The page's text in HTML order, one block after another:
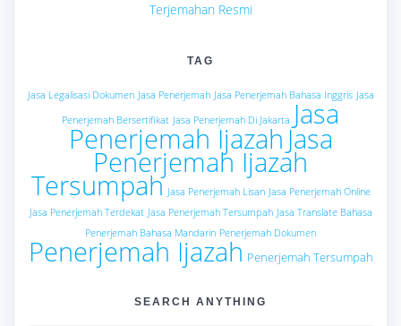
Terjemahan Resmi
TAG
Jasa Legalisasi Dokumen Jasa Penerjemah Jasa Penerjemah Bahasa Inggris Jasa
Penerjemah Bersertifikat Jasa Penerjemah Di Jakarta Jasa
Penerjemah Ijazah Jasa
Penerjemah Ijazah
Tersumpah Jasa Penerjemah Lisan Jasa Penerjemah Online
Jasa Penerjemah Terdekat Jasa Penerjemah Tersumpah Jasa Translate Bahasa
Penerjemah Bahasa Mandarin Penerjemah Dokumen
Penerjemah Ijazah Penerjemah Tersumpah
SEARCH ANYTHING